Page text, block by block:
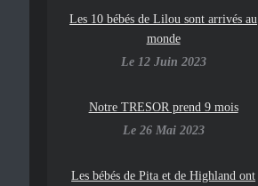
Les 10 bébés de Lilou sont arrivés au
monde
Le 12 Juin 2023
Notre TRESOR prend 9 mois
Le 26 Mai 2023
Les bébés de Pita et de Highland ont